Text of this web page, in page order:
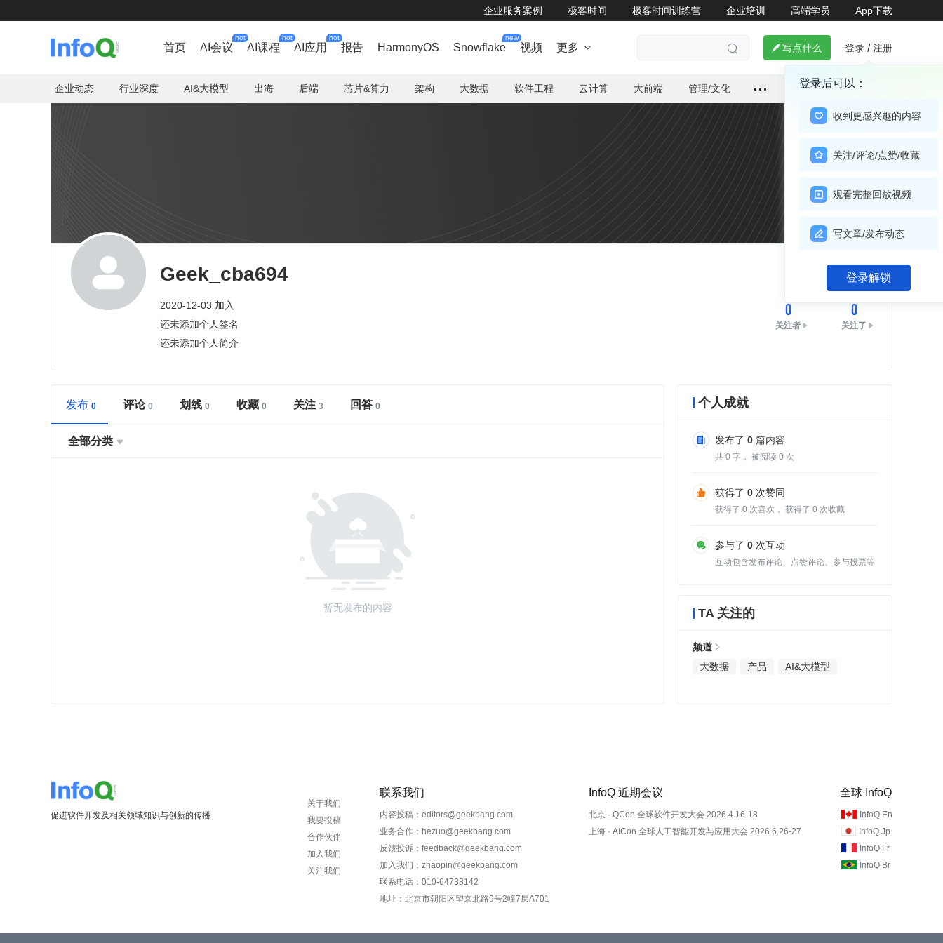
企业服务案例 极客时间 极客时间训练营 企业培训 高端学员 App下载
首页 AI会议
hot
AI课程
hot
AI应用
hot
报告 HarmonyOS Snowflake
new
视频 更多    写点什么 登录 / 注册
登录后可以：
收到更感兴趣的内容
关注/评论/点赞/收藏
观看完整回放视频
写文章/发布动态
登录解锁
企业动态 行业深度 AI&大模型 出海 后端 芯片&算力 架构 大数据 软件工程 云计算 大前端 管理/文化
Geek_cba694
2020-12-03 加入
还未添加个人签名
还未添加个人简介
关注
0
关注者
0
关注了
发布 评论 划线 收藏 关注 回答
全部分类 
暂无发布的内容
个人成就
发布了 0 篇内容
共 0 字， 被阅读 0 次
获得了 0 次赞同
获得了 0 次喜欢， 获得了 0 次收藏
参与了 0 次互动
互动包含发布评论、点赞评论、参与投票等
TA 关注的
频道
大数据
产品 AI&大模型
促进软件开发及相关领域知识与创新的传播
关于我们
我要投稿
合作伙伴
加入我们
关注我们
联系我们
内容投稿：editors@geekbang.com
业务合作：hezuo@geekbang.com
反馈投诉：feedback@geekbang.com
加入我们：zhaopin@geekbang.com
联系电话：010-64738142
地址：北京市朝阳区望京北路9号2幢7层A701
InfoQ 近期会议
北京 · QCon 全球软件开发大会 2026.4.16-18
上海 · AICon 全球人工智能开发与应用大会 2026.6.26-27
全球 InfoQ
InfoQ En
InfoQ Jp
InfoQ Fr
InfoQ Br